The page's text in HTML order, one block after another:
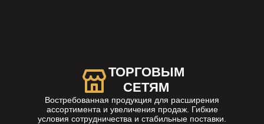
ТОРГОВЫМ
СЕТЯМ
Востребованная продукция для расширения
ассортимента и увеличения продаж. Гибкие
условия сотрудничества и стабильные поставки.